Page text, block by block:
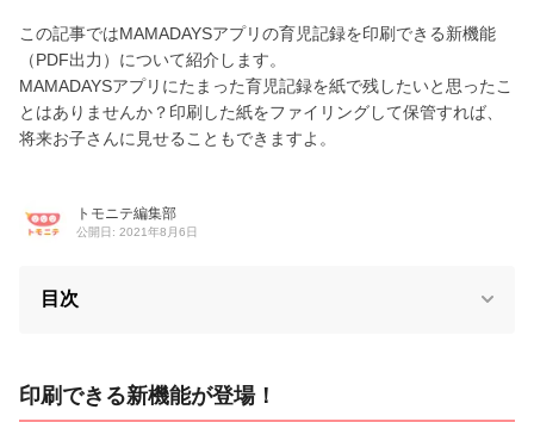
この記事ではMAMADAYSアプリの育児記録を印刷できる新機能
（PDF出力）について紹介します。
MAMADAYSアプリにたまった育児記録を紙で残したいと思ったこ
とはありませんか？印刷した紙をファイリングして保管すれば、
将来お子さんに見せることもできますよ。
トモニテ編集部
公開日: 2021年8月6日
目次
印刷できる新機能が登場！